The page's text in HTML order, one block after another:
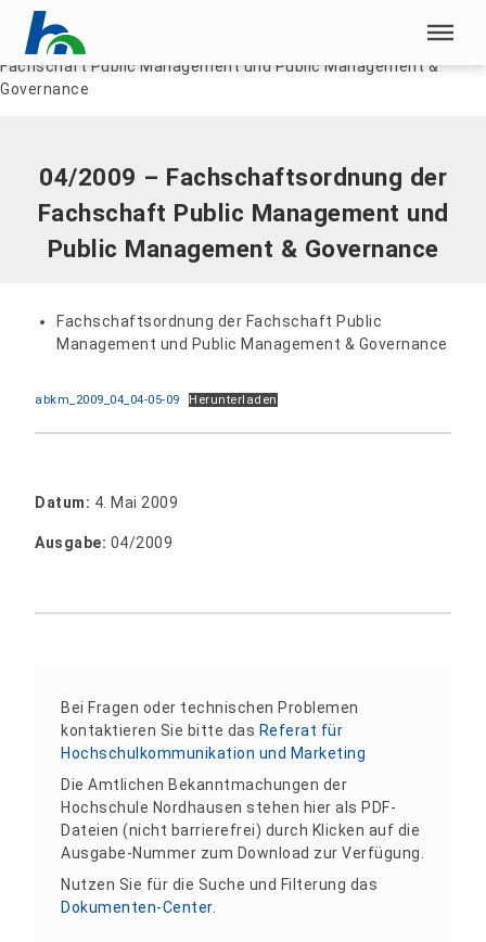
Menü überspringen
Menü überspringen
Home |Dokumente
Fachschaft Public Management und Public Management &
Governance
04/2009 – Fachschaftsordnung der
Fachschaft Public Management und
Public Management & Governance
Fachschaftsordnung der Fachschaft Public
Management und Public Management & Governance
abkm_2009_04_04-05-09 Herunterladen
Datum: 4. Mai 2009
Ausgabe: 04/2009
Bei Fragen oder technischen Problemen
kontaktieren Sie bitte das Referat für
Hochschulkommunikation und Marketing
Die Amtlichen Bekanntmachungen der
Hochschule Nordhausen stehen hier als PDF-
Dateien (nicht barrierefrei) durch Klicken auf die
Ausgabe-Nummer zum Download zur Verfügung.
Nutzen Sie für die Suche und Filterung das
Dokumenten-Center.